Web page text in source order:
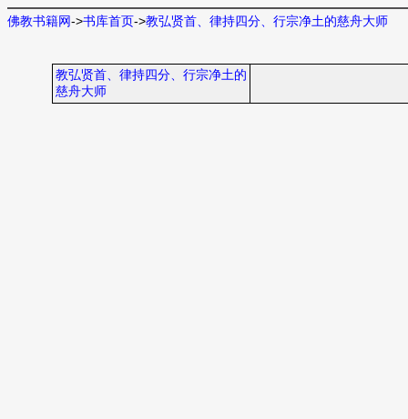
佛教书籍网->书库首页->教弘贤首、律持四分、行宗净土的慈舟大师
教弘贤首、律持四分、行宗净土的
慈舟大师